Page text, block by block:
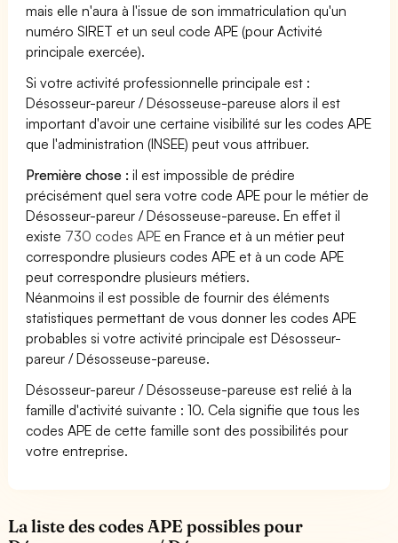
mais elle n'aura à l'issue de son immatriculation qu'un
numéro SIRET et un seul code APE (pour Activité
principale exercée).
Si votre activité professionnelle principale est :
Désosseur-pareur / Désosseuse-pareuse alors il est
important d'avoir une certaine visibilité sur les codes APE
que l'administration (INSEE) peut vous attribuer.
Première chose : il est impossible de prédire
précisément quel sera votre code APE pour le métier de
Désosseur-pareur / Désosseuse-pareuse. En effet il
existe 730 codes APE en France et à un métier peut
correspondre plusieurs codes APE et à un code APE
peut correspondre plusieurs métiers.
Néanmoins il est possible de fournir des éléments
statistiques permettant de vous donner les codes APE
probables si votre activité principale est Désosseur-
pareur / Désosseuse-pareuse.
Désosseur-pareur / Désosseuse-pareuse est relié à la
famille d'activité suivante : 10. Cela signifie que tous les
codes APE de cette famille sont des possibilités pour
votre entreprise.
La liste des codes APE possibles pour